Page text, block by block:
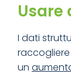
I dati
un